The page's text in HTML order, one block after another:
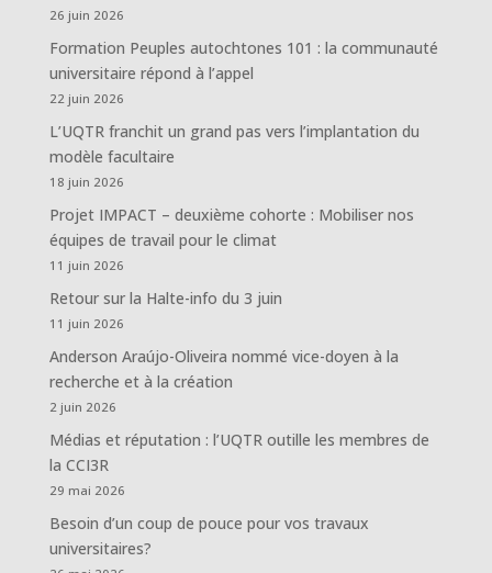
26 juin 2026
Formation Peuples autochtones 101 : la communauté
universitaire répond à l’appel
22 juin 2026
L’UQTR franchit un grand pas vers l’implantation du
modèle facultaire
18 juin 2026
Projet IMPACT – deuxième cohorte : Mobiliser nos
équipes de travail pour le climat
11 juin 2026
Retour sur la Halte-info du 3 juin
11 juin 2026
Anderson Araújo-Oliveira nommé vice-doyen à la
recherche et à la création
2 juin 2026
Médias et réputation : l’UQTR outille les membres de
la CCI3R
29 mai 2026
Besoin d’un coup de pouce pour vos travaux
universitaires?